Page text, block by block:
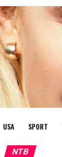
USA SPORT
NTB